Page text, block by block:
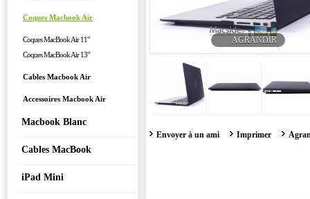
Coques Macbook Air
Coques MacBook Air 11"
Coques MacBook Air 13"
Cables Macbook Air
Accessoires Macbook Air
Macbook Blanc
Cables MacBook
iPad Mini
AGRANDIR
Envoyer à un ami Imprimer